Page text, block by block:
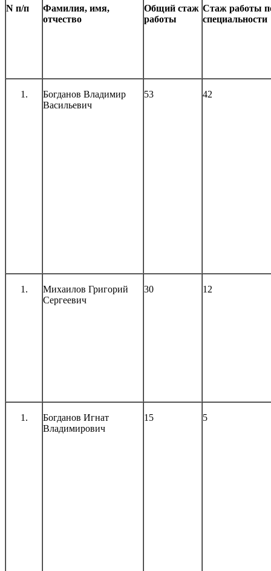
N п/п
Фамилия, имя,
отчество
Общий стаж
работы
Стаж работы
специальности
Богданов Владимир
Васильевич
53 42
Михаилов Григорий
Сергеевич
30 12
Богданов Игнат
Владимирович
15 5